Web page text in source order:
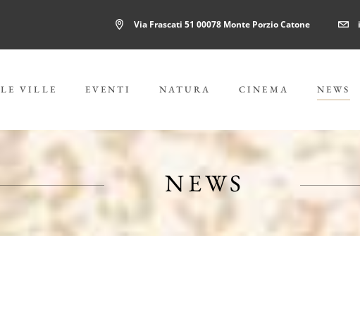
Via Frascati 51 00078 Monte Porzio Catone
LE VILLE EVENTI NATURA CINEMA NEWS
NEWS